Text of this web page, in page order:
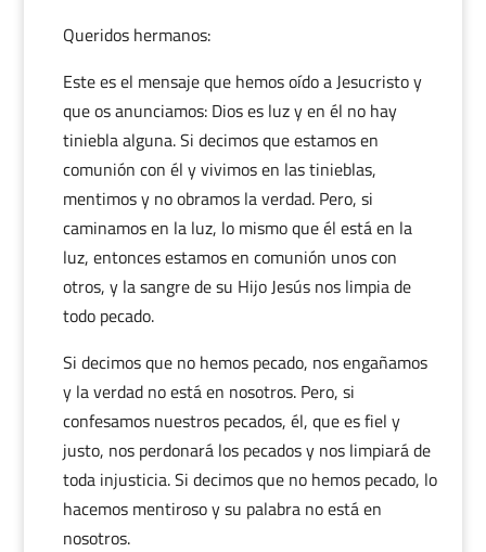
Queridos hermanos:
Este es el mensaje que hemos oído a Jesucristo y
que os anunciamos: Dios es luz y en él no hay
tiniebla alguna. Si decimos que estamos en
comunión con él y vivimos en las tinieblas,
mentimos y no obramos la verdad. Pero, si
caminamos en la luz, lo mismo que él está en la
luz, entonces estamos en comunión unos con
otros, y la sangre de su Hijo Jesús nos limpia de
todo pecado.
Si decimos que no hemos pecado, nos engañamos
y la verdad no está en nosotros. Pero, si
confesamos nuestros pecados, él, que es fiel y
justo, nos perdonará los pecados y nos limpiará de
toda injusticia. Si decimos que no hemos pecado, lo
hacemos mentiroso y su palabra no está en
nosotros.